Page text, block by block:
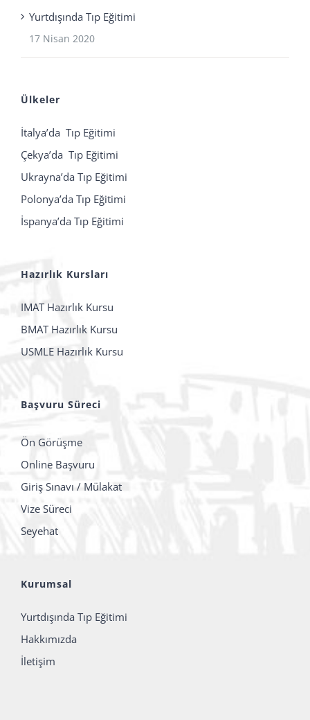
Yurtdışında Tıp Eğitimi
17 Nisan 2020
Ülkeler
İtalya’da Tıp Eğitimi
Çekya’da Tıp Eğitimi
Ukrayna’da Tıp Eğitimi
Polonya’da Tıp Eğitimi
İspanya’da Tıp Eğitimi
Hazırlık Kursları
IMAT Hazırlık Kursu
BMAT Hazırlık Kursu
USMLE Hazırlık Kursu
Başvuru Süreci
Ön Görüşme
Online Başvuru
Giriş Sınavı / Mülakat
Vize Süreci
Seyehat
Kurumsal
Yurtdışında Tıp Eğitimi
Hakkımızda
İletişim